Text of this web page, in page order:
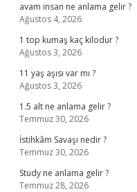
avam insan ne anlama gelir ?
Ağustos 4, 2026
1 top kumaş kaç kilodur ?
Ağustos 3, 2026
11 yaş aşısı var mı ?
Ağustos 3, 2026
1.5 alt ne anlama gelir ?
Temmuz 30, 2026
İstihkâm Savaşı nedir ?
Temmuz 30, 2026
Study ne anlama gelir ?
Temmuz 28, 2026